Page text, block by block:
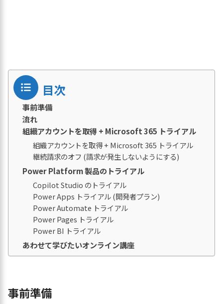
目次
事前準備
流れ
組織アカウントを取得 + Microsoft 365 トライアル
組織アカウントを取得 + Microsoft 365 トライアル
継続請求のオフ (請求が発生しないようにする)
Power Platform 製品のトライアル
Copilot Studio のトライアル
Power Apps トライアル (開発者プラン)
Power Automate トライアル
Power Pages トライアル
Power BI トライアル
あわせて学びたいオンライン講座
事前準備